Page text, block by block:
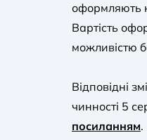
оформляють
Вартість
можливістю
Відповідні
чинності 5
посиланням.